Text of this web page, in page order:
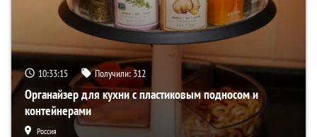
10:33:14 Получили: 312
Органайзер для кухни с пластиковым подносом и
контейнерами
Россия